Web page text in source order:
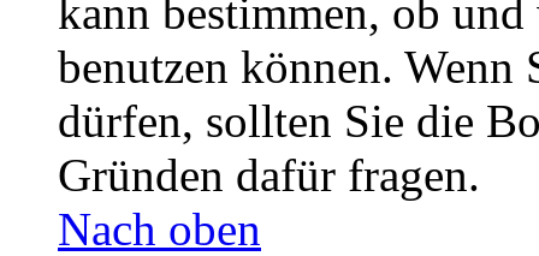
kann bestimmen, ob
benutzen können. Wenn
dürfen, sollten Sie die
Gründen dafür fragen.
Nach oben